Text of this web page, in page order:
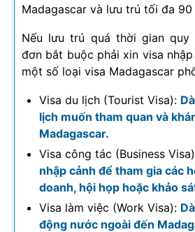
Madagascar và lưu trú tối đa 90
Nếu lưu trú quá thời gian quy
đơn bắt buộc phải xin visa
một số loại visa Madagascar
Visa du lịch (Tourist Visa):
lịch muốn tham quan và
Madagascar.
Visa công tác (Business
nhập cảnh để tham gia các
doanh, hội họp hoặc khảo
Visa làm việc (Work Visa):
động nước ngoài đến